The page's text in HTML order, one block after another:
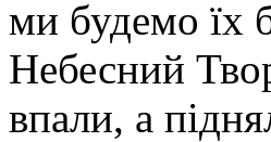
ми будемо їх
Небесний
впали, а